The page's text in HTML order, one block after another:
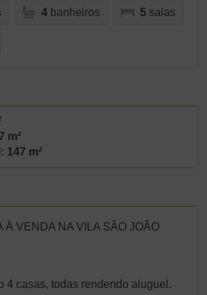
4banheiros 5 salas
m²
147 m²
À VENDA NA VILA SÃO JOÃO
4 casas, todas rendendo aluguel.